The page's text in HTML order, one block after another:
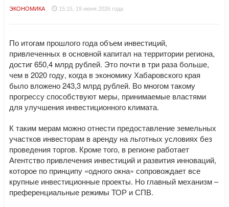
ЭКОНОМИКА 15:15, 19 июня 2026 года
По итогам прошлого года объем инвестиций,
привлеченных в основной капитал на территории региона,
достиг 650,4 млрд рублей. Это почти в три раза больше,
чем в 2020 году, когда в экономику Хабаровского края
было вложено 243,3 млрд рублей. Во многом такому
прогрессу способствуют меры, принимаемые властями
для улучшения инвестиционного климата.
К таким мерам можно отнести предоставление земельных
участков инвесторам в аренду на льготных условиях без
проведения торгов. Кроме того, в регионе работает
Агентство привлечения инвестиций и развития инноваций,
которое по принципу «одного окна» сопровождает все
крупные инвестиционные проекты. Но главный механизм –
преференциальные режимы ТОР и СПВ.